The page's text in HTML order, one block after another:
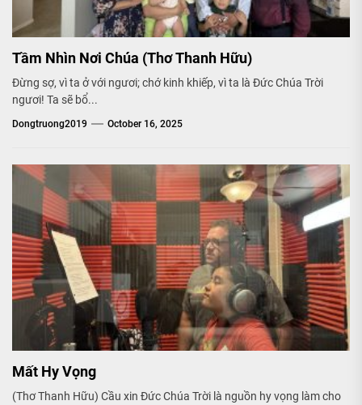
Tầm Nhìn Nơi Chúa (Thơ Thanh Hữu)
Đừng sợ, vì ta ở với ngươi; chớ kinh khiếp, vì ta là Đức Chúa Trời
ngươi! Ta sẽ bổ...
Dongtruong2019 October 16, 2025
Mất Hy Vọng
(Thơ Thanh Hữu) Cầu xin Đức Chúa Trời là nguồn hy vọng làm cho